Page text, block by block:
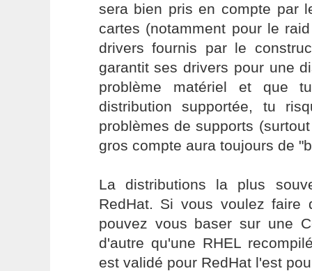
sera bien pris en compte par
cartes (notamment pour le
drivers fournis par le
garantit ses drivers pour une
problème matériel et que
distribution supportée, tu
problèmes de supports
gros compte aura toujours de
La distributions la plus
RedHat. Si vous voulez faire
pouvez vous baser sur une
d'autre qu'une RHEL
est validé pour RedHat l'est